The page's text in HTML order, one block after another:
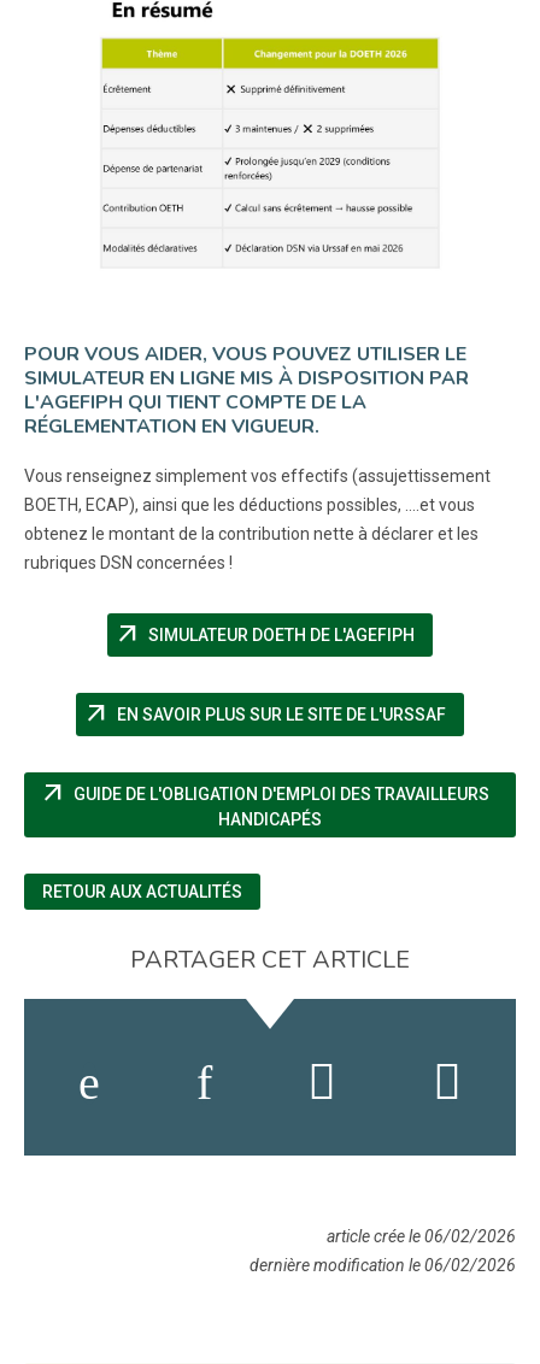
POUR VOUS AIDER, VOUS POUVEZ UTILISER LE
SIMULATEUR EN LIGNE MIS À DISPOSITION PAR
L'AGEFIPH QUI TIENT COMPTE DE LA
RÉGLEMENTATION EN VIGUEUR.
Vous renseignez simplement vos effectifs (assujettissement
BOETH, ECAP), ainsi que les déductions possibles, ….et vous
obtenez le montant de la contribution nette à déclarer et les
rubriques DSN concernées !
arrow_outward SIMULATEUR DOETH DE L'AGEFIPH
arrow_outward EN SAVOIR PLUS SUR LE SITE DE L'URSSAF(NOUVELLE
arrow_outward
GUIDE DE L'OBLIGATION D'EMPLOI DES TRAVAILLEURS
HANDICAPÉS
RETOUR AUX ACTUALITÉS
PARTAGER CET ARTICLE
article crée le 06/02/2026
dernière modification le 06/02/2026